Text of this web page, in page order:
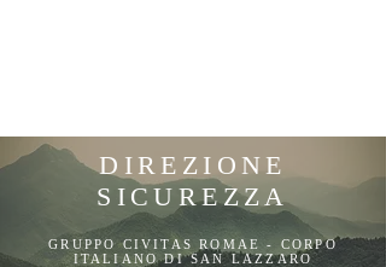
SENTIERISTICO, ARCHEOLOGICO,
PAESAGGISTICO
E PER L'ASSISTENZA E IL
SOCCORSO DEGLI ESCURSIONISTI
DIREZIONE
SICUREZZA
GRUPPO CIVITAS ROMAE - CORPO
ITALIANO DI SAN LAZZARO